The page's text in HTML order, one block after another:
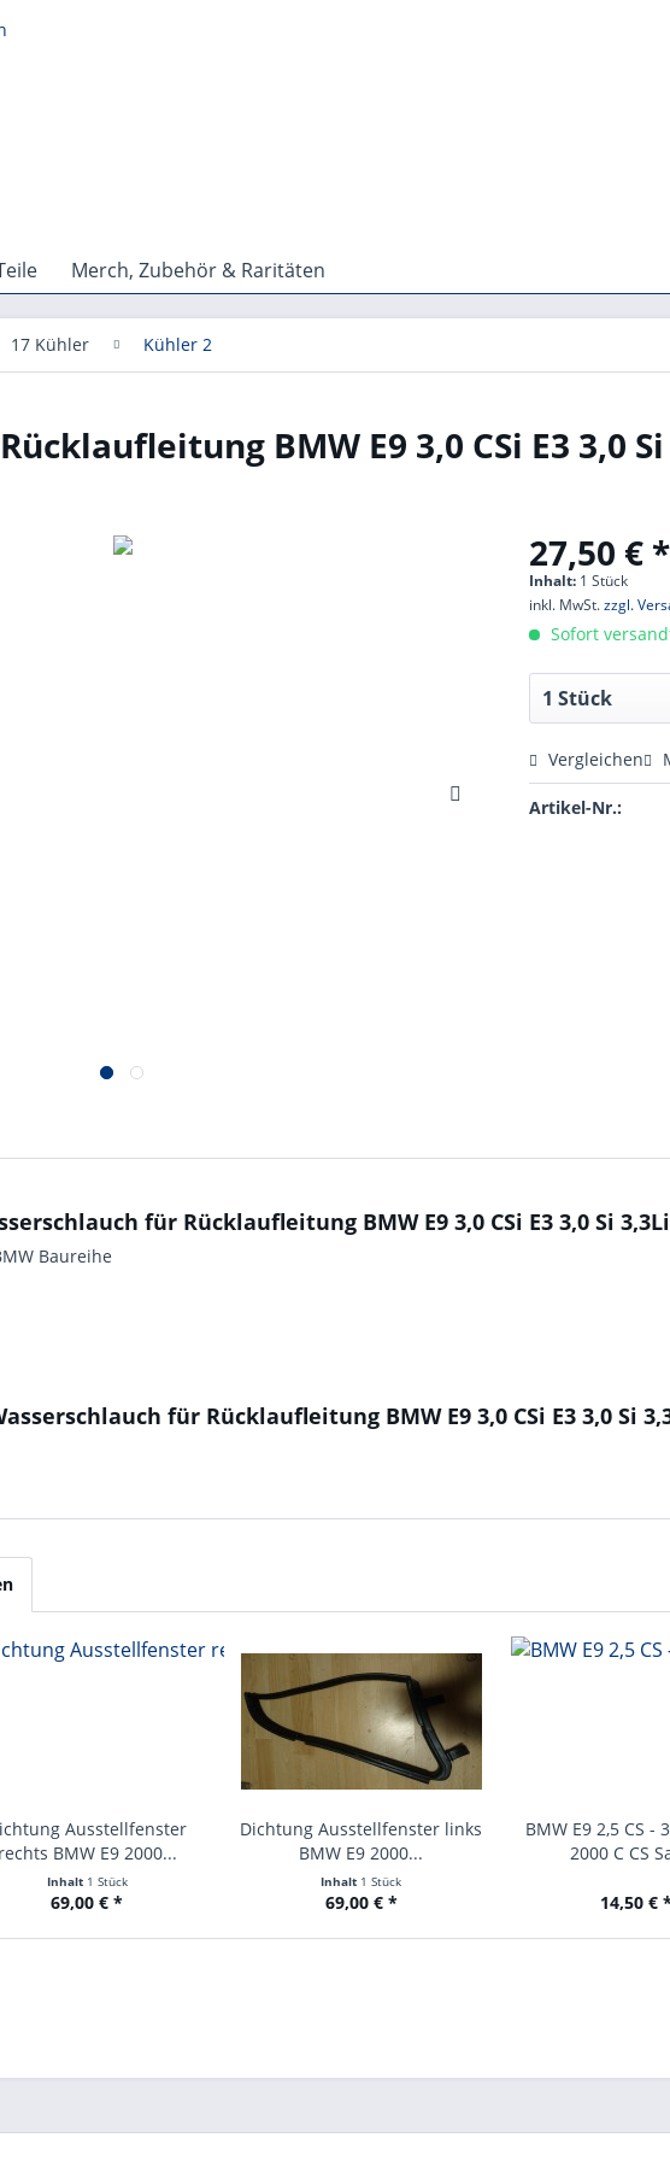
Merch, Zubehör & Raritäten
17 Kühler Kühler 2
BMW E9 3,0 CSi E3 3,0
27,50 € *
Inhalt: 1 Stück
inkl. MwSt.zzgl.
Sofort
Vergleichen
Artikel-Nr.:
für Rücklaufleitung BMW E9 3,0 CSi E3 3,0 Si
Baureihe
für Rücklaufleitung BMW E9 3,0 CSi E3 3,0 Si
Ausstellfenster
rechts BMW E9 2000...
Inhalt 1 Stück
69,00 € *
Dichtung Ausstellfenster links
BMW E9 2000...
Inhalt 1 Stück
69,00 € *
BMW E9 2,5 CS -
2000 C CS
14,50 €